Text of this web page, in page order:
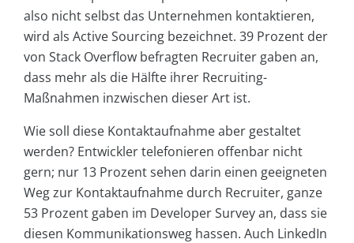
also nicht selbst das Unternehmen kontaktieren,
wird als Active Sourcing bezeichnet. 39 Prozent der
von Stack Overflow befragten Recruiter gaben an,
dass mehr als die Hälfte ihrer Recruiting-
Maßnahmen inzwischen dieser Art ist.
Wie soll diese Kontaktaufnahme aber gestaltet
werden? Entwickler telefonieren offenbar nicht
gern; nur 13 Prozent sehen darin einen geeigneten
Weg zur Kontaktaufnahme durch Recruiter, ganze
53 Prozent gaben im Developer Survey an, dass sie
diesen Kommunikationsweg hassen. Auch LinkedIn